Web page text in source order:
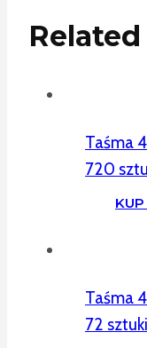
Taśma
720
Taśma
72